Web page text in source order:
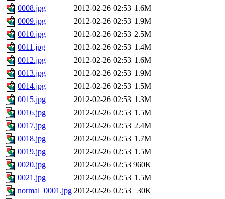
0008.jpg
2012-02-26 02:53 1.6M
0009.jpg
2012-02-26 02:53 1.9M
0010.jpg
2012-02-26 02:53 2.5M
0011.jpg
2012-02-26 02:53 1.4M
0012.jpg
2012-02-26 02:53 1.6M
0013.jpg
2012-02-26 02:53 1.9M
0014.jpg
2012-02-26 02:53 1.5M
0015.jpg
2012-02-26 02:53 1.3M
0016.jpg
2012-02-26 02:53 1.5M
0017.jpg
2012-02-26 02:53 2.4M
0018.jpg
2012-02-26 02:53 1.7M
0019.jpg
2012-02-26 02:53 1.5M
0020.jpg
2012-02-26 02:53 960K
0021.jpg
2012-02-26 02:53 1.5M
normal_0001.jpg 2012-02-26 02:53
30K